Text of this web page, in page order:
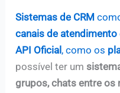
Sistemas de CRM
canais de atendimento
API Oficial , como os
possível ter um
grupos, chats entre os